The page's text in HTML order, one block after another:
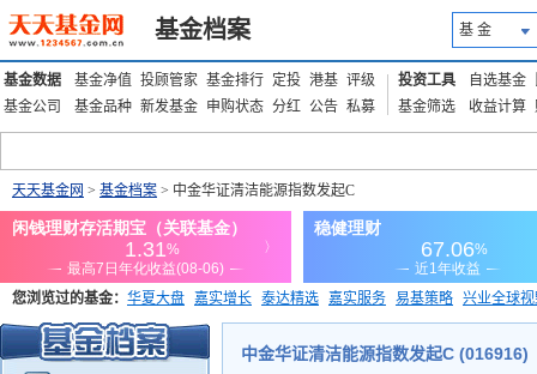
基金档案 基 金
基金数据 基金净值 投顾管家 基金排行 定投 港基 评级
基金公司
基金品种 新发基金 申购状态 分红 公告 私募
投资工具 自选基金
基金筛选
收益计算
天天基金网 > 基金档案 > 中金华证清洁能源指数发起C
您浏览过的基金： 华夏大盘 嘉实增长 泰达精选 嘉实服务 易基策略 兴业全球
添富优势 华安宏利 上证180价值ETF
中金华证清洁能源指数发起C (016916)